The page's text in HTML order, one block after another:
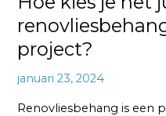
project?
januari 23, 2024
Renovliesbehang is een